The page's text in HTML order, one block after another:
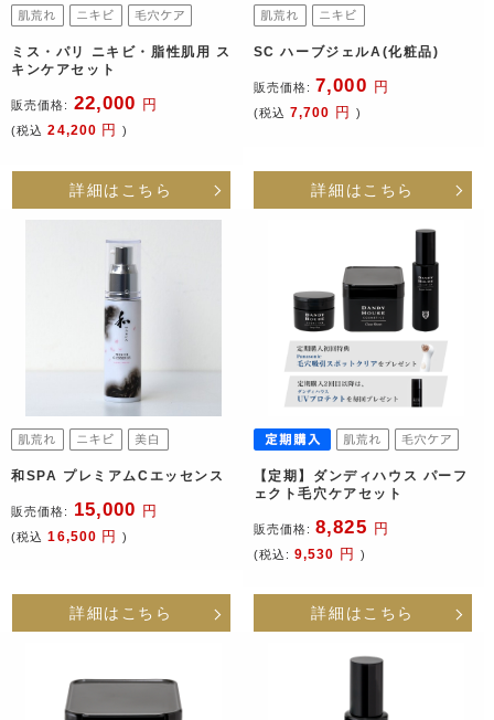
ミス・パリ ニキビ・脂性肌用 ス
キンケアセット
販売価格: 22,000 円
(税込 24,200 円)
詳細はこちら
SC ハーブジェルA(化粧品)
販売価格: 7,000 円
(税込 7,700 円 )
詳細はこちら
和SPA プレミアムCエッセンス
販売価格: 15,000 円
(税込 16,500 円)
詳細はこちら
【定期】ダンディハウス パーフ
ェクト毛穴ケアセット
販売価格: 8,825 円
(税込: 9,530 円 )
詳細はこちら